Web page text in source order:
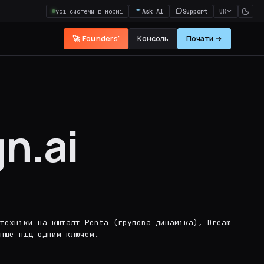
усі системи в нормі Ask AI Support UK
🚀 Founders' Консоль Почати →
на кшталт Penta (групова динаміка), Dream
під одним ключем.